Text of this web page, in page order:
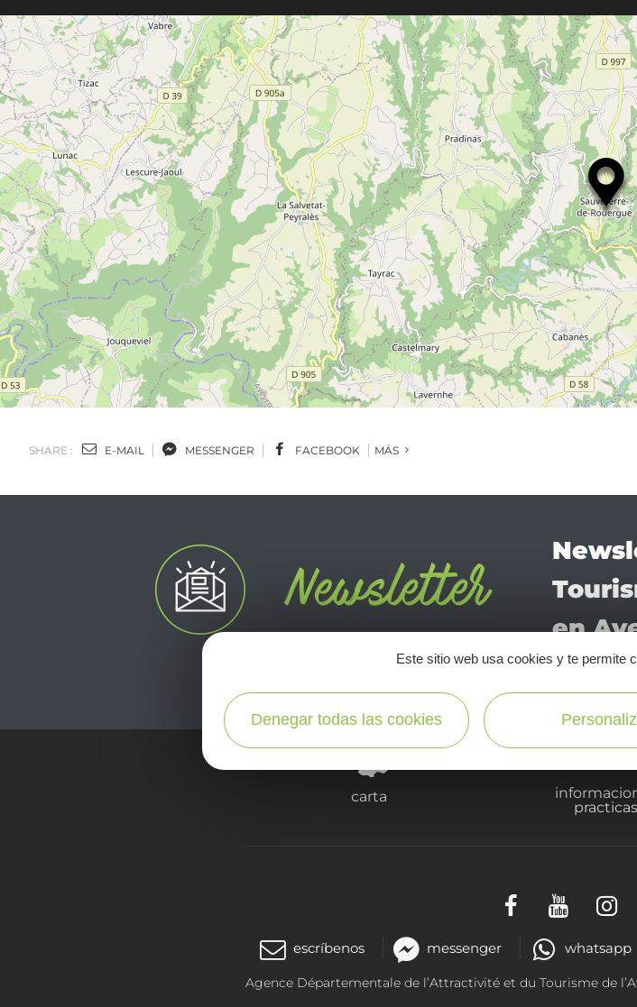
SHARE : E-MAIL MESSENGER FACEBOOK MÁS
en
¡SUSCRÍBASE A NUESTRO
carta
practicas
escríbenos messenger whatsapp
Agence Départementale de l’Attractivité et du Tourisme de
Este sitio web usa cookies y te permite
Denegar todas las cookies